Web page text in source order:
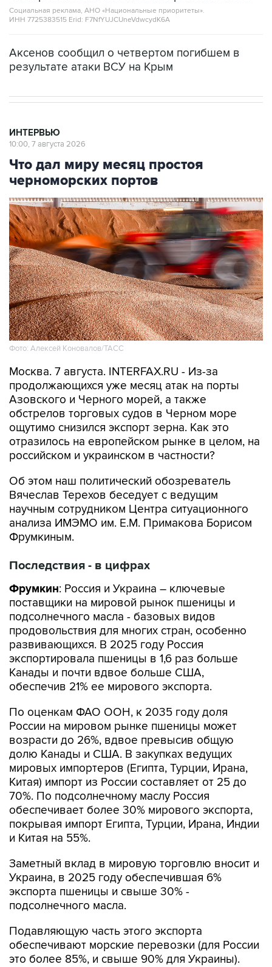
Социальная реклама, АНО «Национальные приоритеты».
ИНН 7725383515 Erid: F7NfYUJCUneVdwcydK6A
Аксенов сообщил о четвертом погибшем в
результате атаки ВСУ на Крым
ИНТЕРВЬЮ
10:00, 7 августа 2026
Что дал миру месяц простоя
черноморских портов
Фото: Алексей Коновалов/ТАСС
Москва. 7 августа. INTERFAX.RU - Из-за
продолжающихся уже месяц атак на порты
Азовского и Черного морей, а также
обстрелов торговых судов в Черном море
ощутимо снизился экспорт зерна. Как это
отразилось на европейском рынке в целом, на
российском и украинском в частности?
Об этом наш политический обозреватель
Вячеслав Терехов беседует с ведущим
научным сотрудником Центра ситуационного
анализа ИМЭМО им. Е.М. Примакова Борисом
Фрумкиным.
Последствия - в цифрах
Фрумкин: Россия и Украина – ключевые
поставщики на мировой рынок пшеницы и
подсолнечного масла - базовых видов
продовольствия для многих стран, особенно
развивающихся. В 2025 году Россия
экспортировала пшеницы в 1,6 раз больше
Канады и почти вдвое больше США,
обеспечив 21% ее мирового экспорта.
По оценкам ФАО ООН, к 2035 году доля
России на мировом рынке пшеницы может
возрасти до 26%, вдвое превысив общую
долю Канады и США. В закупках ведущих
мировых импортеров (Египта, Турции, Ирана,
Китая) импорт из России составляет от 25 до
70%. По подсолнечному маслу Россия
обеспечивает более 30% мирового экспорта,
покрывая импорт Египта, Турции, Ирана, Индии
и Китая на 55%.
Заметный вклад в мировую торговлю вносит и
Украина, в 2025 году обеспечившая 6%
экспорта пшеницы и свыше 30% -
подсолнечного масла.
Подавляющую часть этого экспорта
обеспечивают морские перевозки (для России
это более 85%, и свыше 90% для Украины).